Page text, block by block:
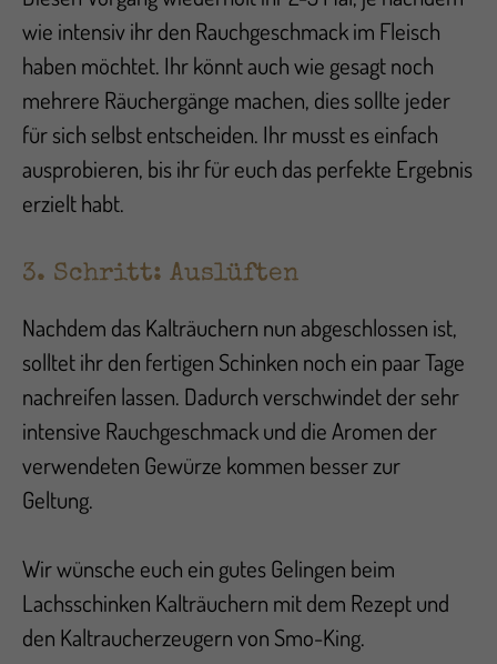
wie intensiv ihr den Rauchgeschmack im Fleisch
haben möchtet. Ihr könnt auch wie gesagt noch
mehrere Räuchergänge machen, dies sollte jeder
für sich selbst entscheiden. Ihr musst es einfach
ausprobieren, bis ihr für euch das perfekte Ergebnis
erzielt habt.
3. Schritt: Auslüften
Nachdem das Kalträuchern nun abgeschlossen ist,
solltet ihr den fertigen Schinken noch ein paar Tage
nachreifen lassen. Dadurch verschwindet der sehr
intensive Rauchgeschmack und die Aromen der
verwendeten Gewürze kommen besser zur
Geltung.
Wir wünsche euch ein gutes Gelingen beim
Lachsschinken Kalträuchern mit dem Rezept und
den Kaltraucherzeugern von Smo-King.